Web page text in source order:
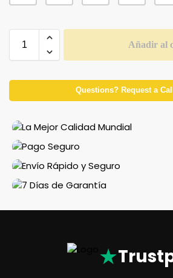
Añadir al
Questions? Request a
★